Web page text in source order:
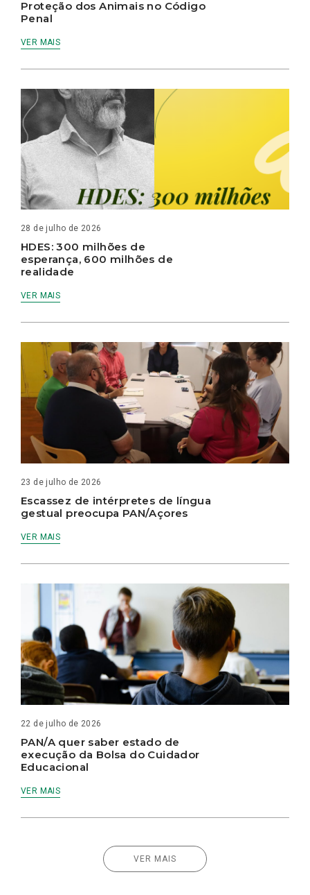
Proteção dos Animais no Código
Penal
VER MAIS
28 de julho de 2026
HDES: 300 milhões de
esperança, 600 milhões de
realidade
VER MAIS
23 de julho de 2026
Escassez de intérpretes de língua
gestual preocupa PAN/Açores
VER MAIS
22 de julho de 2026
PAN/A quer saber estado de
execução da Bolsa do Cuidador
Educacional
VER MAIS
VER MAIS